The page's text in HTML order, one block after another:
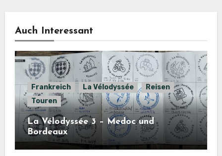
Auch Interessant
Frankreich La Vélodyssée
Reisen
Touren
La Vélodyssée 3 – Medoc und
Bordeaux